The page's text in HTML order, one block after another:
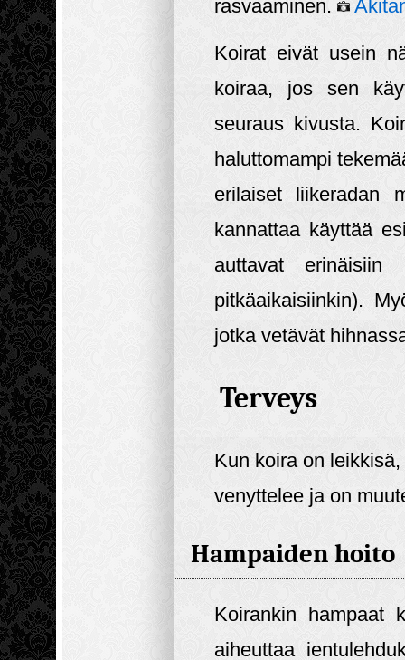
rasvaaminen.
Koirat eivät usein
koiraa, jos sen
seuraus kivusta.
haluttomampi
erilaiset liikeradan
kannattaa käyttää
auttavat erinäisiin
pitkäaikaisiinkin).
jotka vetävät
Terveys
Kun koira on
venyttelee ja on
Hampaiden hoito
Koirankin hampaat
aiheuttaa